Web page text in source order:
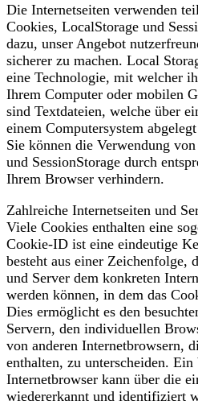
Die Internetseiten verwenden
Cookies, LocalStorage und
dazu, unser Angebot
sicherer zu machen. Local
eine Technologie, mit welcher
Ihrem Computer oder mobilen
sind Textdateien, welche über
einem Computersystem
Sie können die Verwendung
und SessionStorage durch
Ihrem Browser verhindern.
Zahlreiche Internetseiten und
Viele Cookies enthalten eine
Cookie-ID ist eine eindeutige
besteht aus einer Zeichenfolge,
und Server dem konkreten
werden können, in dem das
Dies ermöglicht es den
Servern, den individuellen
von anderen Internetbrowsern,
enthalten, zu unterscheiden. Ein
Internetbrowser kann über die
wiedererkannt und identifiziert